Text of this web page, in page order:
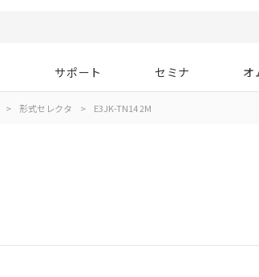
サポート セミナ オ
> 形式セレクタ > E3JK-TN14 2M